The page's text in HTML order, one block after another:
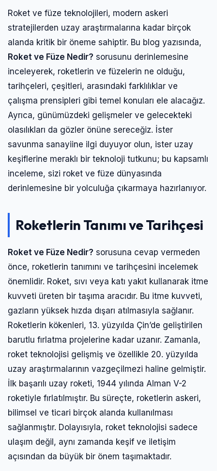
Roket ve füze teknolojileri, modern askeri
stratejilerden uzay araştırmalarına kadar birçok
alanda kritik bir öneme sahiptir. Bu blog yazısında,
Roket ve Füze Nedir? sorusunu derinlemesine
inceleyerek, roketlerin ve füzelerin ne olduğu,
tarihçeleri, çeşitleri, arasındaki farklılıklar ve
çalışma prensipleri gibi temel konuları ele alacağız.
Ayrıca, günümüzdeki gelişmeler ve gelecekteki
olasılıkları da gözler önüne sereceğiz. İster
savunma sanayiine ilgi duyuyor olun, ister uzay
keşiflerine meraklı bir teknoloji tutkunu; bu kapsamlı
inceleme, sizi roket ve füze dünyasında
derinlemesine bir yolculuğa çıkarmaya hazırlanıyor.
Roketlerin Tanımı ve Tarihçesi
Roket ve Füze Nedir? sorusuna cevap vermeden
önce, roketlerin tanımını ve tarihçesini incelemek
önemlidir. Roket, sıvı veya katı yakıt kullanarak itme
kuvveti üreten bir taşıma aracıdır. Bu itme kuvveti,
gazların yüksek hızda dışarı atılmasıyla sağlanır.
Roketlerin kökenleri, 13. yüzyılda Çin’de geliştirilen
barutlu fırlatma projelerine kadar uzanır. Zamanla,
roket teknolojisi gelişmiş ve özellikle 20. yüzyılda
uzay araştırmalarının vazgeçilmezi haline gelmiştir.
İlk başarılı uzay roketi, 1944 yılında Alman V-2
roketiyle fırlatılmıştır. Bu süreçte, roketlerin askeri,
bilimsel ve ticari birçok alanda kullanılması
sağlanmıştır. Dolayısıyla, roket teknolojisi sadece
ulaşım değil, aynı zamanda keşif ve iletişim
açısından da büyük bir önem taşımaktadır.